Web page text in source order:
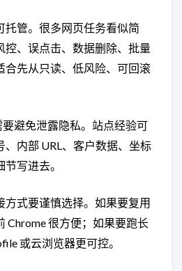
托管。很多网页任务看似简
控、误点击、数据删除、批量
合先从只读、低风险、可回滚
要避免泄露隐私。站点经验可
、内部 URL、客户数据、坐标
写进去。
方式要谨慎选择。如果要复用
Chrome 很方便；如果要跑长
或云浏览器更可控。